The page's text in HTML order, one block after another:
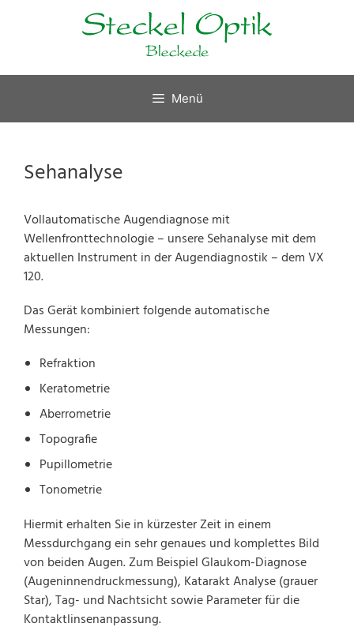
Menü
Sehanalyse
Vollautomatische Augendiagnose mit
Wellenfronttechnologie – unsere Sehanalyse mit dem
aktuellen Instrument in der Augendiagnostik – dem VX
120.
Das Gerät kombiniert folgende automatische
Messungen:
Refraktion
Keratometrie
Aberrometrie
Topografie
Pupillometrie
Tonometrie
Hiermit erhalten Sie in kürzester Zeit in einem
Messdurchgang ein sehr genaues und komplettes Bild
von beiden Augen. Zum Beispiel Glaukom-Diagnose
(Augeninnendruckmessung), Katarakt Analyse (grauer
Star), Tag- und Nachtsicht sowie Parameter für die
Kontaktlinsenanpassung.